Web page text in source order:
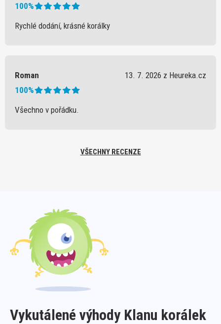
100%
Rychlé dodání, krásné korálky
Roman
13. 7. 2026 z Heureka.cz
100%
Všechno v pořádku.
VŠECHNY RECENZE
Vykutálené výhody Klanu korálek